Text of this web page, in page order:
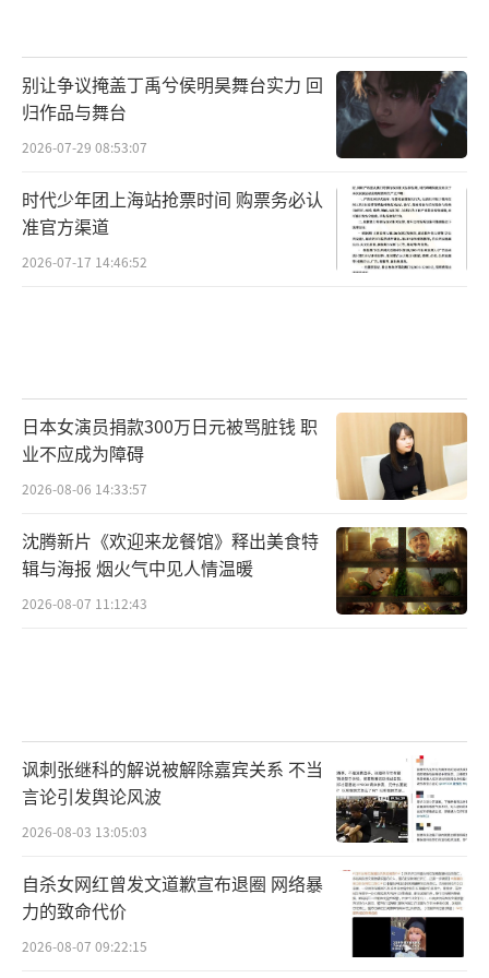
别让争议掩盖丁禹兮侯明昊舞台实力 回
归作品与舞台
2026-07-29 08:53:07
时代少年团上海站抢票时间 购票务必认
准官方渠道
2026-07-17 14:46:52
日本女演员捐款300万日元被骂脏钱 职
业不应成为障碍
2026-08-06 14:33:57
沈腾新片《欢迎来龙餐馆》释出美食特
辑与海报 烟火气中见人情温暖
2026-08-07 11:12:43
讽刺张继科的解说被解除嘉宾关系 不当
言论引发舆论风波
2026-08-03 13:05:03
自杀女网红曾发文道歉宣布退圈 网络暴
力的致命代价
2026-08-07 09:22:15